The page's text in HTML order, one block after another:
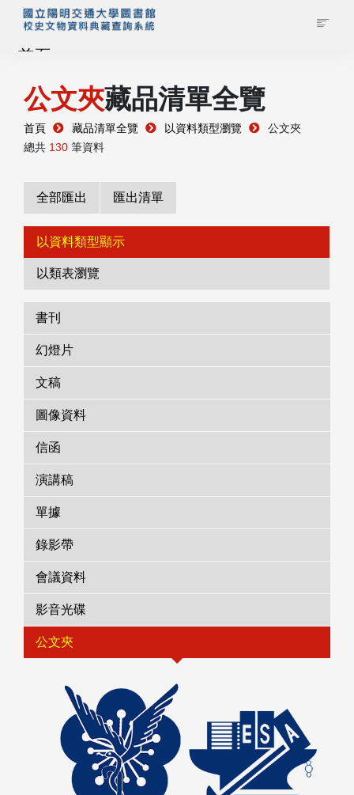
首頁
藏品查詢
校史館簡介
藏品清單全覽
資料調閱申請
管理者登入
公文夾藏品清單全覽
首頁 藏品清單全覽 以資料類型瀏覽
公文夾
總共 130 筆資料
全部匯出 匯出清單
以資料類型顯示
以類表瀏覽
書刊
幻燈片
文稿
圖像資料
信函
演講稿
單據
錄影帶
會議資料
影音光碟
公文夾